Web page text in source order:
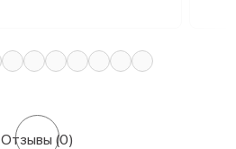
Отзывы (0)